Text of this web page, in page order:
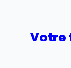
Votre